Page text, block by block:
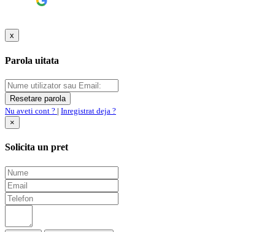
x
Parola uitata
Nu aveti cont ? | Inregistrat deja ?
×
Solicita un pret